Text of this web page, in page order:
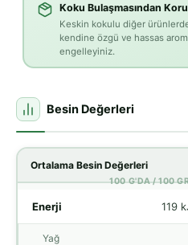
Koku Bulaşmasından
Keskin kokulu diğer
kendine özgü ve hassas
engelleyiniz.
Besin Değerleri
Ortalama Besin Değerleri
100 G'DA / 100
Enerji 119
Yağ